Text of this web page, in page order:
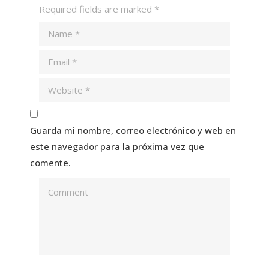
Required fields are marked *
Guarda mi nombre, correo electrónico y web en
este navegador para la próxima vez que
comente.